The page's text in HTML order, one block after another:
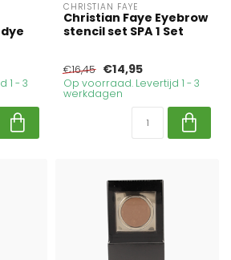
1 - 3
CHRISTIAN FAYE
Christian Faye Eyebrow
stencil set SPA 1 Set
€16,45 €14,95
Op voorraad. Levertijd 1 - 3
werkdagen